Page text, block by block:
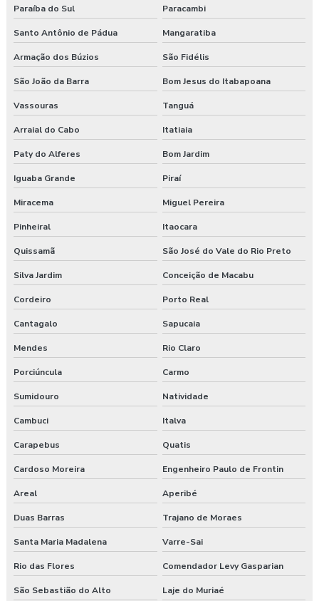
Curso segurança do trabalho
Empresa de consultoria em saúde e segurança do trabalho
Empresa de consultoria segurança do trabalho
Empresa especializada em segurança do trabalho
Empresa de exame admissional
Empresa de exame demissional
Empresa de medicina no trabalho
Empresa de prestação de serviços de segurança do trabalho
Empresa prestadora de serviços de segurança do trabalho
Empresa que faz exame admissional
Empresa que faz pgr
Empresa de saúde e segurança do trabalho
Empresa de segurança do trabalho
Empresa de treinamento segurança do trabalho
Empresas de segurança e saúde do trabalho
Esocial para segurança do trabalho
Esocial segurança do trabalho empresas
Paraíba do Sul Paracambi
Santo Antônio de Pádua Mangaratiba
Armação dos Búzios São Fidélis
São João da Barra Bom Jesus do Itabapoana
Vassouras Tanguá
Arraial do Cabo Itatiaia
Paty do Alferes Bom Jardim
Iguaba Grande Piraí
Miracema Miguel Pereira
Pinheiral Itaocara
Quissamã São José do Vale do Rio Preto
Silva Jardim Conceição de Macabu
Cordeiro Porto Real
Cantagalo Sapucaia
Mendes Rio Claro
Porciúncula Carmo
Sumidouro Natividade
Cambuci Italva
Carapebus Quatis
Cardoso Moreira Engenheiro Paulo de Frontin
Areal Aperibé
Duas Barras Trajano de Moraes
Santa Maria Madalena Varre-Sai
Rio das Flores Comendador Levy Gasparian
São Sebastião do Alto Laje do Muriaé